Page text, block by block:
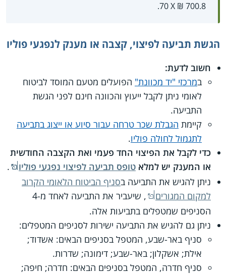
700.8 ₪ X‏ 70.
הגשת תביעה לפיצוי, קצבה או מענק לנפגעי פוליו
חשוב לדעת:
במרכזי "יד מכוונת" הפועלים מטעם המוסד לביטוח
לאומי ניתן לקבל ייעוץ והכוונה חינם לפני הגשת
התביעה.
קיימת הגבלת שכר טרחה עבור סיוע או ייצוג בתביעה
לתגמול לחולה פוליו.
כדי לקבל את הפיצוי החד פעמי ואת הקצבה החודשית
או המענק יש למלא טופס תביעה לפיצוי נפגעי פוליו
.
ניתן להגיש את התביעה בסניף הביטוח הלאומי הקרוב
למקום המגורים
, שיעביר את התביעה לאחד מ-4
הסניפים שמטפלים בתביעות אלה.
ניתן גם להגיש את התביעה ישירות לסניפים המטפלים:
סניף באר-שבע, המטפל בסניפים הבאים: אשדוד;
אילת; אשקלון; באר-שבע; דימונה; שדרות.
סניף חדרה, המטפל בסניפים הבאים: חדרה; חיפה;